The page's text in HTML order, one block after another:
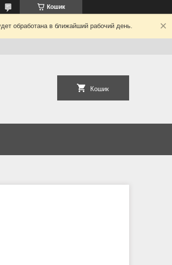
Кошик
обработана в ближайший рабочий день.
Кошик